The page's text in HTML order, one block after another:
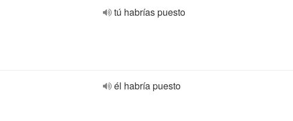
tú habrías puesto
él habría puesto